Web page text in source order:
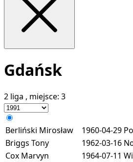
Gdańsk
2 liga , miejsce: 3
Berliński Mirosław 1960-04-29
Briggs Tony
1962-03-16
Cox Marvyn
1964-07-11